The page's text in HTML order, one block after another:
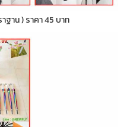
ฐาน ) ราคา 45 บาท